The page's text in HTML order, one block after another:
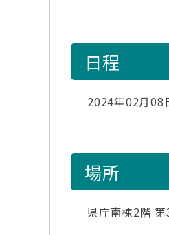
日程
2024年02月08
場所
県庁南棟2階